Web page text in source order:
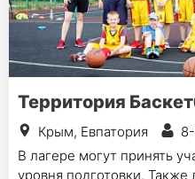
Территория
Крым, Евпатория
В лагере могут принять
уровня подготовки. Также